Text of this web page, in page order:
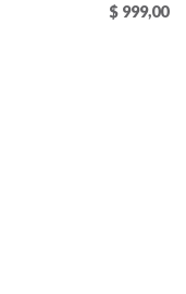
$999,00